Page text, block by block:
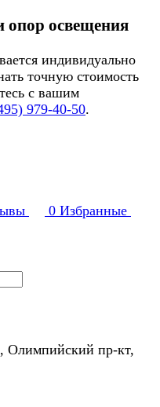
опор освещения
индивидуально
точную стоимость
с вашим
979-40-50.
0 Избранные
Олимпийский пр-кт,